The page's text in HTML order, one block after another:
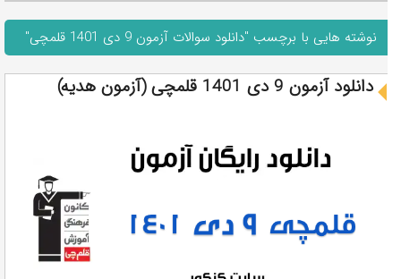
نوشته هایی با برچسب "دانلود سوالات آزمون 9 دی 1401 قلمچی"
دانلود آزمون 9 دی 1401 قلمچی (آزمون هدیه)